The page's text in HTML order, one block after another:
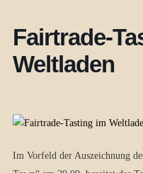
Fairtrade-
Weltladen
Im Vorfeld der Auszeichnung